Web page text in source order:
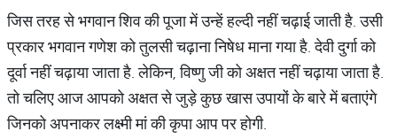
जिस तरह से भगवान शिव की पूजा में उन्हें हल्दी नहीं चढ़ाई जाती है. उसी
प्रकार भगवान गणेश को तुलसी चढ़ाना निषेध माना गया है. देवी दुर्गा को
दूर्वा नहीं चढ़ाया जाता है. लेकिन, विष्णु जी को अक्षत नहीं चढ़ाया जाता है.
तो चलिए आज आपको अक्षत से जुड़े कुछ खास उपायों के बारे में बताएंगे
जिनको अपनाकर लक्ष्मी मां की कृपा आप पर होगी.